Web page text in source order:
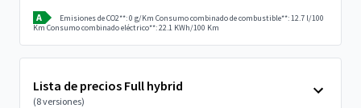
A Emisiones de CO2**: 0 g/Km Consumo combinado de combustible**: 12.7 l/100
KmConsumo combinado eléctrico**: 22.1 KWh/100 Km
Lista de precios Full hybrid
(8 versiones)